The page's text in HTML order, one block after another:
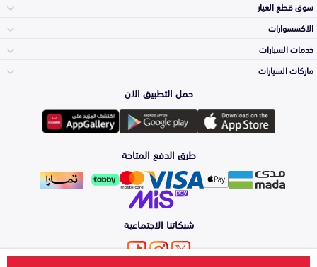
سوق قطع الغيار
المكائن، القيرات
وملحقاتها
الشمعات
والاصطبات (الاضاءة)
الفرامل والأقمشة
الاكسسوارات
لوازم الرحلات
اكسسوارات العناية
الزيوت و السوائل
خدمات السيارات
الأكثر مبيعاً
التلميع والعناية
حماية مقدمة السيارة
ماركات السيارات
تويوتا
هيونداي
كيا
حمل التطبيق الان
طرق الدفع المتاحة
شبكاتنا الاجتماعية